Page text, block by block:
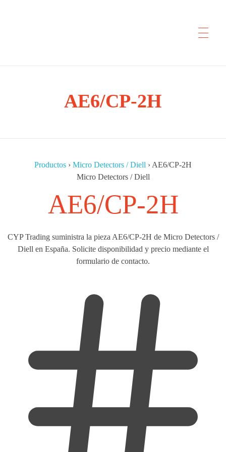
CYP Trading
AE6/CP-2H
Productos › Micro Detectors / Diell › AE6/CP-2H
Micro Detectors / Diell
AE6/CP-2H
CYP Trading suministra la pieza AE6/CP-2H de Micro Detectors /
Diell en España. Solicite disponibilidad y precio mediante el
formulario de contacto.